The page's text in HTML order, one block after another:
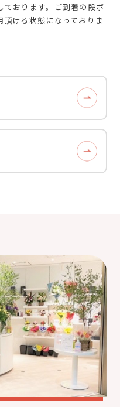
おります。ご到着の段ボ
ける状態になっておりま